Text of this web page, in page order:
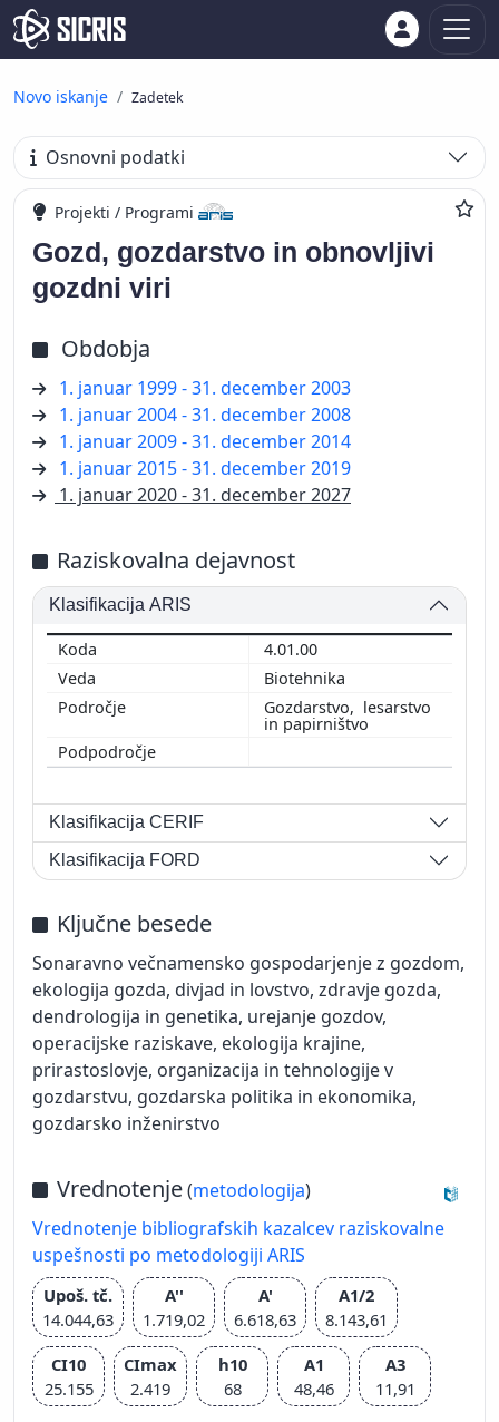
Novo iskanje Zadetek
Osnovni podatki
Projekti / Programi
Gozd, gozdarstvo in obnovljivi
gozdni viri
Obdobja
1. januar 1999 - 31. december 2003
1. januar 2004 - 31. december 2008
1. januar 2009 - 31. december 2014
1. januar 2015 - 31. december 2019
1. januar 2020 - 31. december 2027
Raziskovalna dejavnost
Klasifikacija ARIS
4.01.00
Biotehnika
Gozdarstvo, lesarstvo
in papirništvo
Klasifikacija CERIF
Klasifikacija FORD
Ključne besede
Sonaravno večnamensko gospodarjenje z gozdom,
ekologija gozda, divjad in lovstvo, zdravje gozda,
dendrologija in genetika, urejanje gozdov,
operacijske raziskave, ekologija krajine,
prirastoslovje, organizacija in tehnologije v
gozdarstvu, gozdarska politika in ekonomika,
gozdarsko inženirstvo
Vrednotenje(metodologija)
Vrednotenje bibliografskih kazalcev raziskovalne
uspešnosti po metodologiji ARIS
Upoš. tč.
14.044,63
A''
1.719,02
A'
6.618,63
A1/2
8.143,61
CI10
25.155
CImax
2.419
h10
68
A1
48,46
A3
11,91